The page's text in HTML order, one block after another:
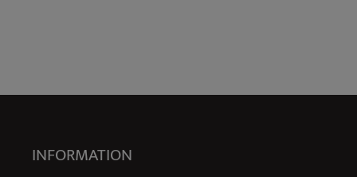
INFORMATION